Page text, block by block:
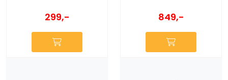
299,- 849,-